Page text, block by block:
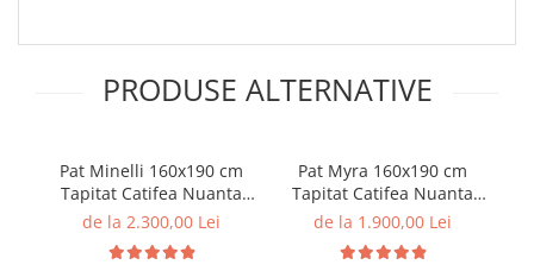
PRODUSE ALTERNATIVE
Pat Minelli 160x190 cm
Tapitat Catifea Nuanta
Crem Somiera Inclusa
de la 2.300,00 Lei
Pat Myra 160x190 cm
Tapitat Catifea Nuanta
Crem Somiera Inclusa
de la 1.900,00 Lei